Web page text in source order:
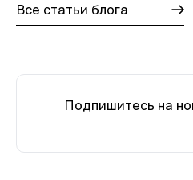
Все статьи блога
Подпишитесь на